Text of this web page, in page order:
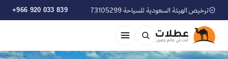
ترخيص الهيئة السعودية للسياحة 73105299 +966 920 033 839